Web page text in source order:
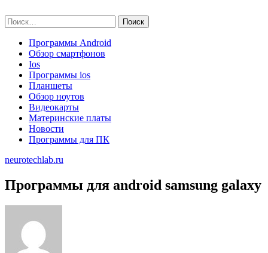
to
content
Найти:
Программы Android
Обзор смартфонов
Ios
Программы ios
Планшеты
Обзор ноутов
Видеокарты
Материнские платы
Новости
Программы для ПК
neurotechlab.ru
Программы для android samsung galaxy